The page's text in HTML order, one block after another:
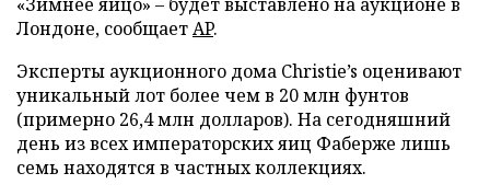
Лондоне, сообщаетAP.
Эксперты аукционного дома Christie’s оценивают
уникальный лот более чем в 20 млн фунтов
(примерно 26,4 млн долларов). На сегодняшний
день из всех императорских яиц Фаберже лишь
семь находятся в частных коллекциях.